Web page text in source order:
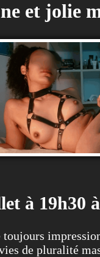
et jolie
à 19h30
de pluralité